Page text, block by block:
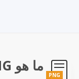
PNG
ما هو PNG تنسيق الملف